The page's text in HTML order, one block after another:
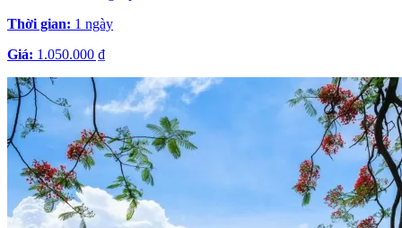
Thời gian: 1 ngày
Giá: 1.050.000 ₫